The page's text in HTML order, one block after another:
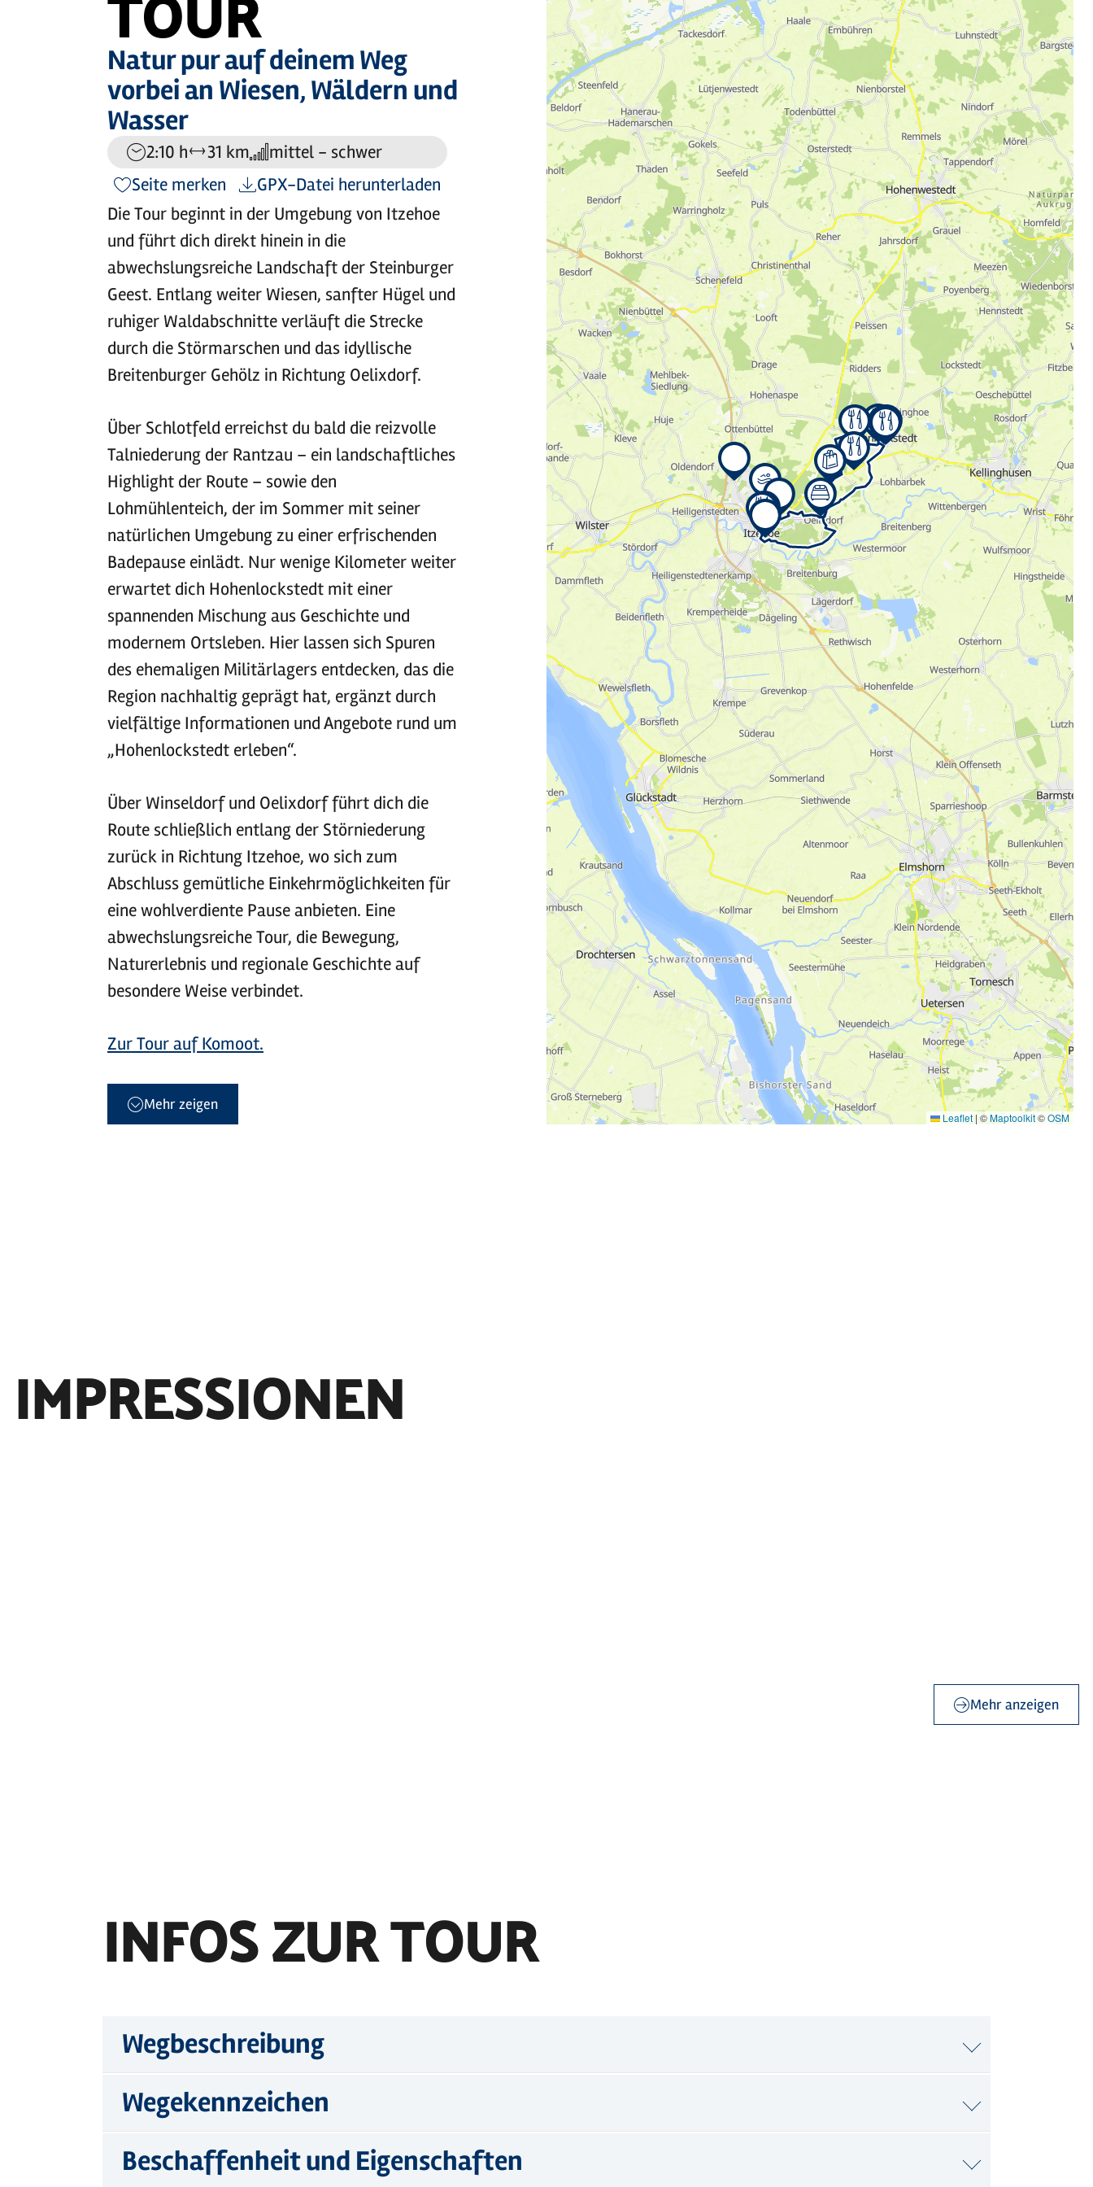
Natur pur auf deinem Weg
vorbei an Wiesen, Wäldern und
Wasser
Dauer:
2:10 hEntfernung:
31 kmAnforderung:
mittel - schwer
Seite merken
GPX-Datei herunterladen
Die Tour beginnt in der Umgebung von Itzehoe
und führt dich direkt hinein in die
abwechslungsreiche Landschaft der Steinburger
Geest. Entlang weiter Wiesen, sanfter Hügel und
ruhiger Waldabschnitte verläuft die Strecke
durch die Störmarschen und das idyllische
Breitenburger Gehölz in Richtung Oelixdorf.
Über Schlotfeld erreichst du bald die reizvolle
Talniederung der Rantzau – ein landschaftliches
Highlight der Route – sowie den
Lohmühlenteich, der im Sommer mit seiner
natürlichen Umgebung zu einer erfrischenden
Badepause einlädt. Nur wenige Kilometer weiter
erwartet dich Hohenlockstedt mit einer
spannenden Mischung aus Geschichte und
modernem Ortsleben. Hier lassen sich Spuren
des ehemaligen Militärlagers entdecken, das die
Region nachhaltig geprägt hat, ergänzt durch
vielfältige Informationen und Angebote rund um
„Hohenlockstedt erleben“.
Über Winseldorf und Oelixdorf führt dich die
Route schließlich entlang der Störniederung
zurück in Richtung Itzehoe, wo sich zum
Abschluss gemütliche Einkehrmöglichkeiten für
eine wohlverdiente Pause anbieten. Eine
abwechslungsreiche Tour, die Bewegung,
Naturerlebnis und regionale Geschichte auf
besondere Weise verbindet.
Zur Tour auf Komoot.
Mehr zeigen
Leaflet |©Maptoolkit©OSM
IMPRESSIONEN
Mehr anzeigen
INFOS ZUR TOUR
Wegbeschreibung
Wegekennzeichen
Beschaffenheit und Eigenschaften